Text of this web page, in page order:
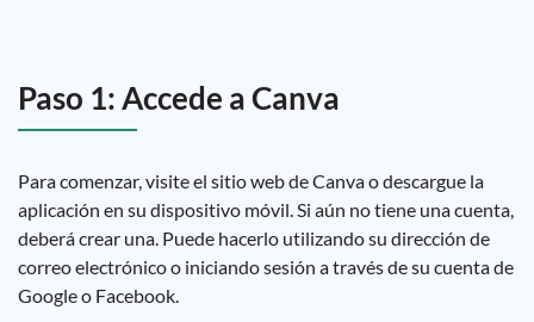
Paso 1: Accede a Canva
Para comenzar, visite el sitio web de Canva o descargue la
aplicación en su dispositivo móvil. Si aún no tiene una cuenta,
deberá crear una. Puede hacerlo utilizando su dirección de
correo electrónico o iniciando sesión a través de su cuenta de
Google o Facebook.